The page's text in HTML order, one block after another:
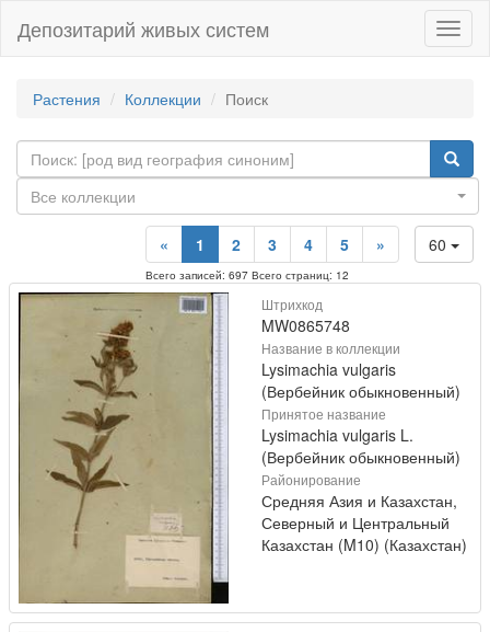
Депозитарий живых систем
Растения Коллекции Поиск
Все коллекции
60
« 1 2 3 4 5 »
Всего записей: 697 Всего страниц: 12
Штрихкод
MW0865748
Название в коллекции
Lysimachia vulgaris
(Вербейник обыкновенный)
Принятое название
Lysimachia vulgaris L.
(Вербейник обыкновенный)
Районирование
Средняя Азия и Казахстан,
Северный и Центральный
Казахстан (M10) (Казахстан)